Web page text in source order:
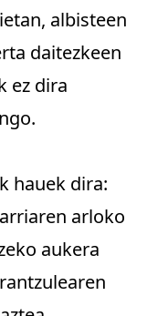
albisteen
daitezkeen
ez dira
hauek dira:
arloko
aukera